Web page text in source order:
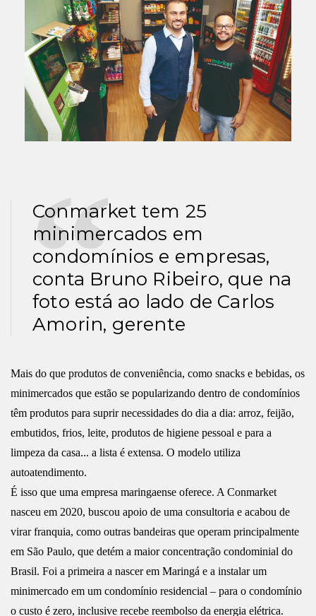
Conmarket tem 25
minimercados em
condomínios e empresas,
conta Bruno Ribeiro, que na
foto está ao lado de Carlos
Amorin, gerente
Mais do que produtos de conveniência, como snacks e bebidas, os
minimercados que estão se popularizando dentro de condomínios
têm produtos para suprir necessidades do dia a dia: arroz, feijão,
embutidos, frios, leite, produtos de higiene pessoal e para a
limpeza da casa... a lista é extensa. O modelo utiliza
autoatendimento.
É isso que uma empresa maringaense oferece. A Conmarket
nasceu em 2020, buscou apoio de uma consultoria e acabou de
virar franquia, como outras bandeiras que operam principalmente
em São Paulo, que detém a maior concentração condominial do
Brasil. Foi a primeira a nascer em Maringá e a instalar um
minimercado em um condomínio residencial – para o condomínio
o custo é zero, inclusive recebe reembolso da energia elétrica.